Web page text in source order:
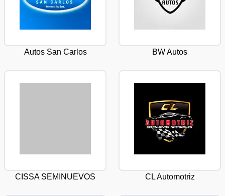
Autos San Carlos BW Autos
CISSA SEMINUEVOS CL Automotriz